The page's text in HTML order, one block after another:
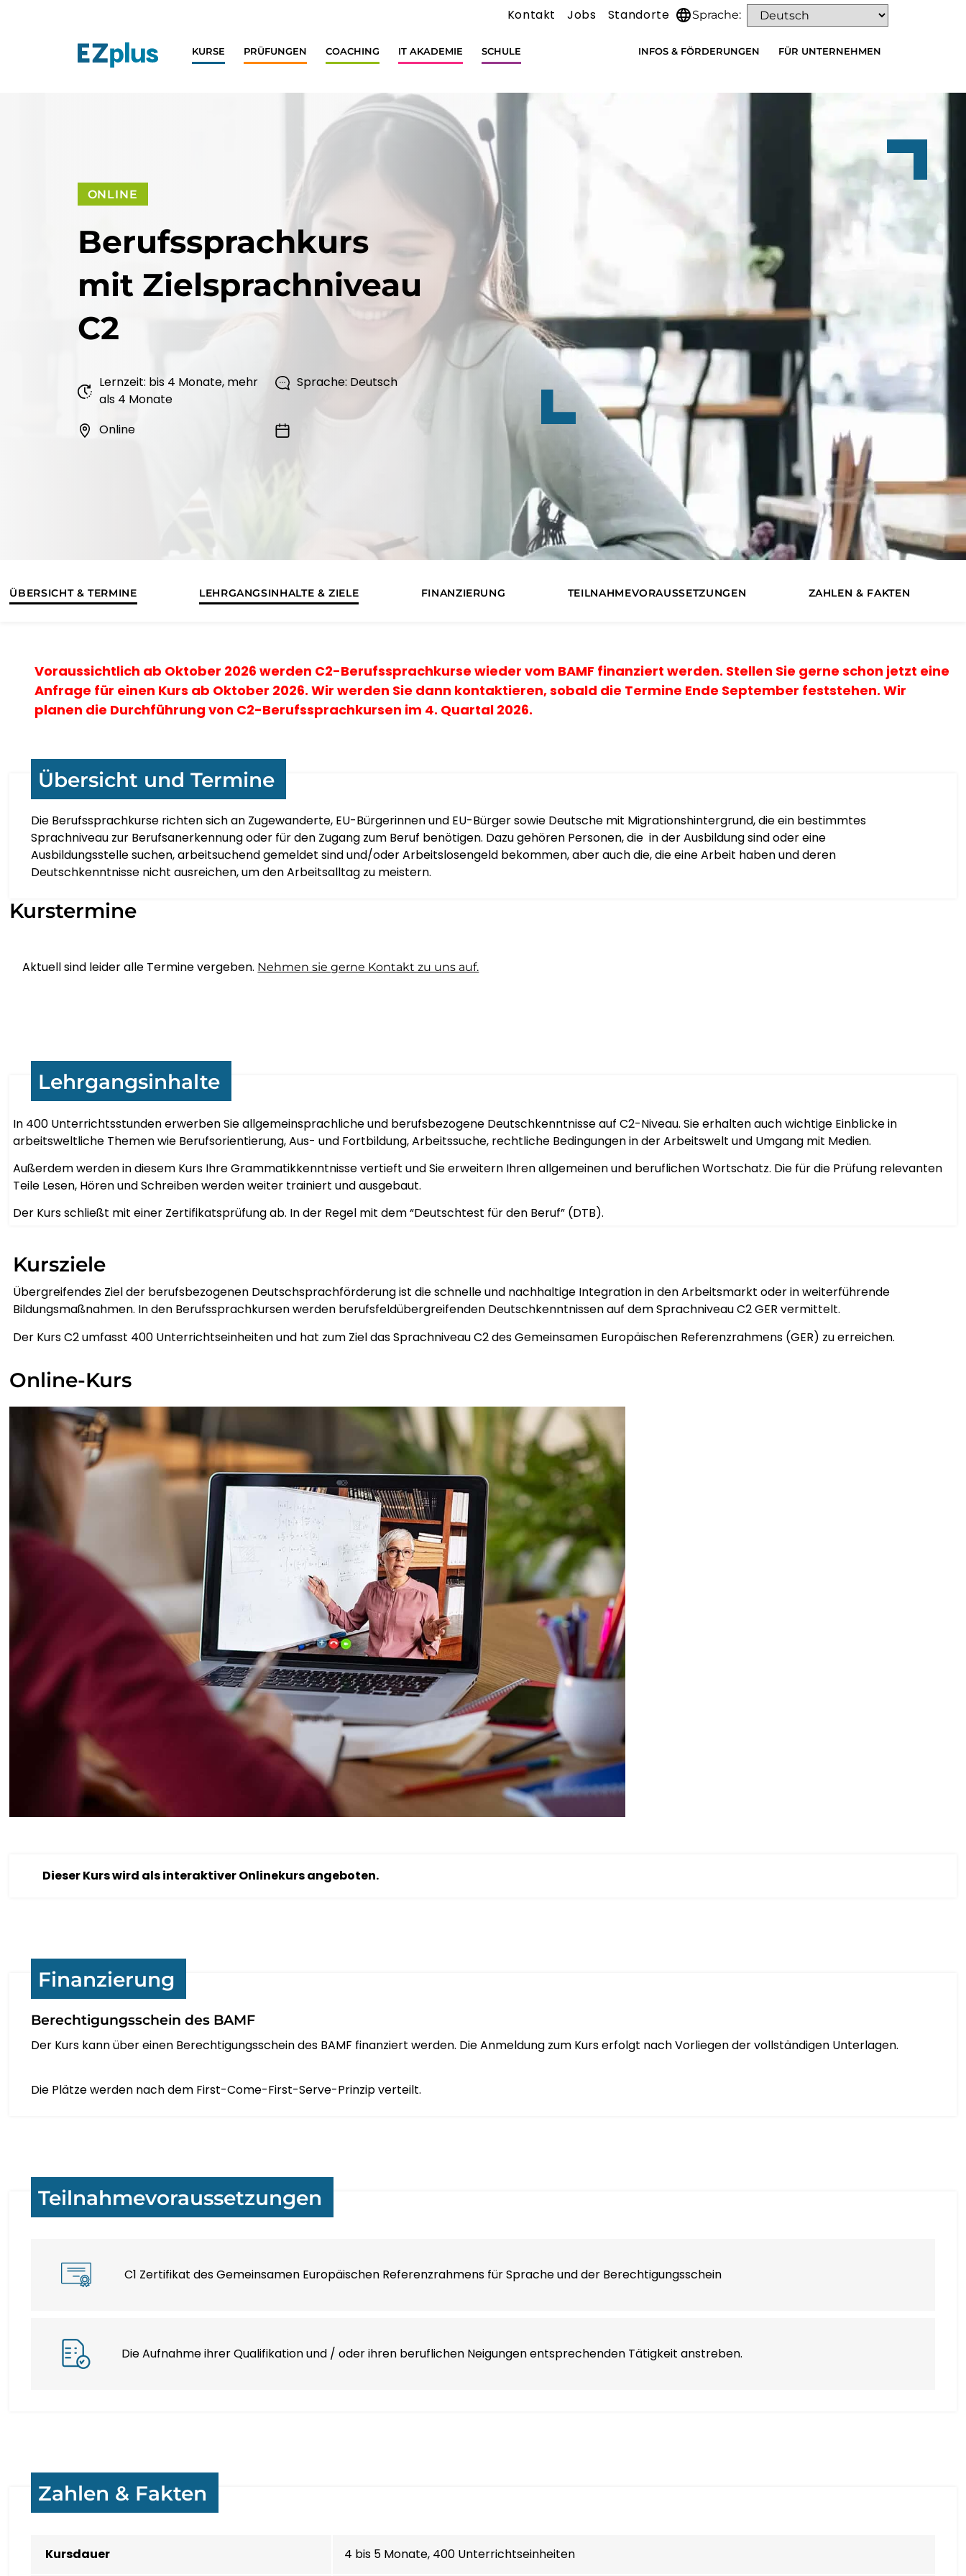
Kontakt Jobs Standorte Sprache:
KURSE PRÜFUNGEN COACHING IT AKADEMIE SCHULE INFOS & FÖRDERUNGEN FÜR UNTERNEHMEN
ONLINE
Berufssprachkurs
mit Zielsprachniveau
C2
Lernzeit: bis 4 Monate, mehr
als 4 Monate
Sprache: Deutsch
Online
ÜBERSICHT & TERMINE LEHRGANGSINHALTE & ZIELE FINANZIERUNG TEILNAHMEVORAUSSETZUNGEN ZAHLEN & FAKTEN
Voraussichtlich ab Oktober 2026 werden C2-Berufssprachkurse wieder vom BAMF finanziert werden. Stellen Sie gerne schon jetzt eine
Anfrage für einen Kurs ab Oktober 2026. Wir werden Sie dann kontaktieren, sobald die Termine Ende September feststehen. Wir
planen die Durchführung von C2-Berufssprachkursen im 4. Quartal 2026.
Übersicht und Termine
Die Berufssprachkurse richten sich an Zugewanderte, EU-Bürgerinnen und EU-Bürger sowie Deutsche mit Migrationshintergrund, die ein bestimmtes
Sprachniveau zur Berufsanerkennung oder für den Zugang zum Beruf benötigen. Dazu gehören Personen, die in der Ausbildung sind oder eine
Ausbildungsstelle suchen, arbeitsuchend gemeldet sind und/oder Arbeitslosengeld bekommen, aber auch die, die eine Arbeit haben und deren
Deutschkenntnisse nicht ausreichen, um den Arbeitsalltag zu meistern.
Kurstermine
Aktuell sind leider alle Termine vergeben. Nehmen sie gerne Kontakt zu uns auf.
Lehrgangsinhalte
In 400 Unterrichtsstunden erwerben Sie allgemeinsprachliche und berufsbezogene Deutschkenntnisse auf C2-Niveau. Sie erhalten auch wichtige Einblicke in
arbeitsweltliche Themen wie Berufsorientierung, Aus- und Fortbildung, Arbeitssuche, rechtliche Bedingungen in der Arbeitswelt und Umgang mit Medien.
Außerdem werden in diesem Kurs Ihre Grammatikkenntnisse vertieft und Sie erweitern Ihren allgemeinen und beruflichen Wortschatz. Die für die Prüfung relevanten
Teile Lesen, Hören und Schreiben werden weiter trainiert und ausgebaut.
Der Kurs schließt mit einer Zertifikatsprüfung ab. In der Regel mit dem “Deutschtest für den Beruf” (DTB).
Kursziele
Übergreifendes Ziel der berufsbezogenen Deutschsprachförderung ist die schnelle und nachhaltige Integration in den Arbeitsmarkt oder in weiterführende
Bildungsmaßnahmen. In den Berufssprachkursen werden berufsfeldübergreifenden Deutschkenntnissen auf dem Sprachniveau C2 GER vermittelt.
Der Kurs C2 umfasst 400 Unterrichtseinheiten und hat zum Ziel das Sprachniveau C2 des Gemeinsamen Europäischen Referenzrahmens (GER) zu erreichen.
Online-Kurs
Dieser Kurs wird als interaktiver Onlinekurs angeboten.
Finanzierung
Berechtigungsschein des BAMF
Der Kurs kann über einen Berechtigungsschein des BAMF finanziert werden. Die Anmeldung zum Kurs erfolgt nach Vorliegen der vollständigen Unterlagen.
Die Plätze werden nach dem First-Come-First-Serve-Prinzip verteilt.
Teilnahmevoraussetzungen
C1 Zertifikat des Gemeinsamen Europäischen Referenzrahmens für Sprache und der Berechtigungsschein
Die Aufnahme ihrer Qualifikation und / oder ihren beruflichen Neigungen entsprechenden Tätigkeit anstreben.
Zahlen & Fakten
Kursdauer 4 bis 5 Monate, 400 Unterrichtseinheiten